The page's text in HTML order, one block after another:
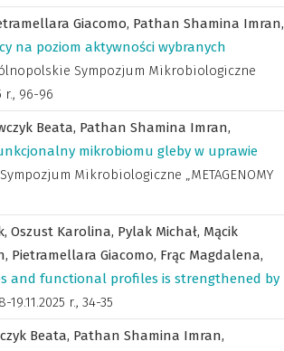
Giacomo, Pathan Shamina Imran,
na poziom aktywności wybranych
Sympozjum Mikrobiologiczne
r., 96-96
Beata, Pathan Shamina Imran,
mikrobiomu gleby w uprawie
Mikrobiologiczne „METAGENOMY
Oszust Karolina, Pylak Michał, Mącik
Pietramellara Giacomo, Frąc Magdalena,
and functional profiles is strengthened by
r., 34-35
Beata, Pathan Shamina Imran,